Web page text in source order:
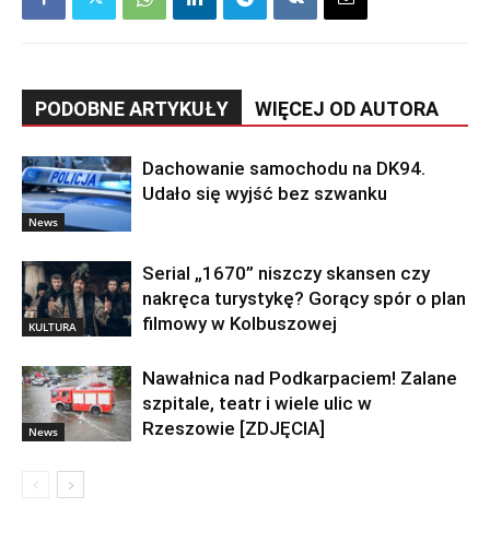
PODOBNE ARTYKUŁY WIĘCEJ OD AUTORA
News
Dachowanie samochodu na DK94.
Udało się wyjść bez szwanku
KULTURA
Serial „1670” niszczy skansen czy
nakręca turystykę? Gorący spór o plan
filmowy w Kolbuszowej
News
Nawałnica nad Podkarpaciem! Zalane
szpitale, teatr i wiele ulic w
Rzeszowie [ZDJĘCIA]